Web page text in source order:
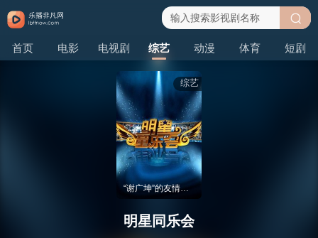
首页 电影 电视剧 综艺 动漫 体育 短剧
搜
综艺
“谢广坤”的友情往事
明星同乐会